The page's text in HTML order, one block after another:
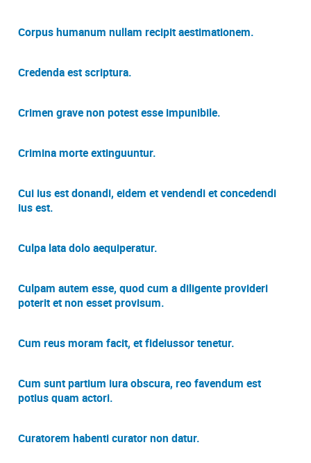
Corpus humanum nullam recipit aestimationem.
Credenda est scriptura.
Crimen grave non potest esse impunibile.
Crimina morte extinguuntur.
Cui ius est donandi, eidem et vendendi et concedendi
ius est.
Culpa lata dolo aequiperatur.
Culpam autem esse, quod cum a diligente provideri
poterit et non esset provisum.
Cum reus moram facit, et fideiussor tenetur.
Cum sunt partium iura obscura, reo favendum est
potius quam actori.
Curatorem habenti curator non datur.